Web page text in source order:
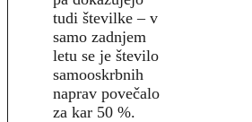
tudi številke – v
samo zadnjem
letu se je število
samooskrbnih
naprav povečalo
za kar 50 %.